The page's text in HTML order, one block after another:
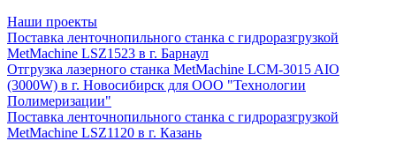
Наши проекты
Поставка ленточнопильного станка c гидроразгрузкой
MetMachine LSZ1523 в г. Барнаул
Отгрузка лазерного станка MetMachine LCM-3015 AIO
(3000W) в г. Новосибирск для ООО "Технологии
Полимеризации"
Поставка ленточнопильного станка c гидроразгрузкой
MetMachine LSZ1120 в г. Казань